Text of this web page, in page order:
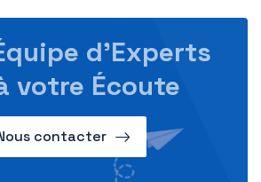
d’Experts
votre Écoute
contacter